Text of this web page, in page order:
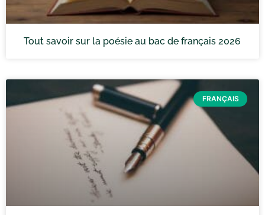
Tout savoir sur la poésie au bac de français 2026
FRANÇAIS